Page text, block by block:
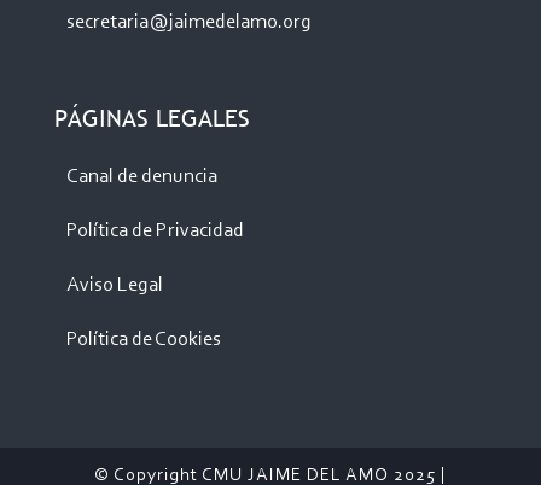
secretaria@jaimedelamo.org
PÁGINAS LEGALES
Canal de denuncia
Política de Privacidad
Aviso Legal
Política de Cookies
© Copyright CMU JAIME DEL AMO 2025 |